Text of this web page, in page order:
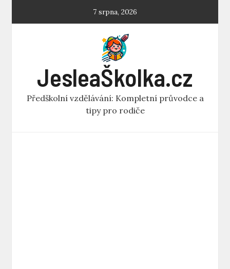
7 srpna, 2026
JesleaŠkolka.cz
Předškolní vzdělávání: Kompletní průvodce a
tipy pro rodiče